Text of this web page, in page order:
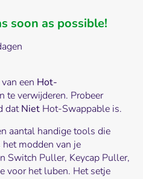
soon as possible!
een Hot-
te verwijderen. Probeer
datNiet Hot-Swappable is.
aantal handige tools die
modden van je
Switch Puller, Keycap Puller,
voor het luben. Het setje